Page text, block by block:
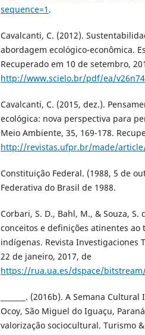
sequence=1 .
Cavalcanti, C. (2012).
abordagem ecológico-econômica.
Recuperado em 10 de setembro,
http://www.scielo.br/pdf/ea/
Cavalcanti, C. (2015, dez.).
ecológica: nova perspectiva para
Meio Ambiente, 35, 169-178.
http://revistas.ufpr.br/made/
Constituição Federal. (1988, 5 de
Federativa do Brasil de 1988.
Corbari, S. D., Bahl, M., & Souza, S.
conceitos e definições atinentes
indígenas. Revista Investigaciones
22 de janeiro, 2017, de
https://rua.ua.es/dspace/
_______. (2016b). A Semana
Ocoy, São Miguel do Iguaçu,
valorização sociocultural. Turismo